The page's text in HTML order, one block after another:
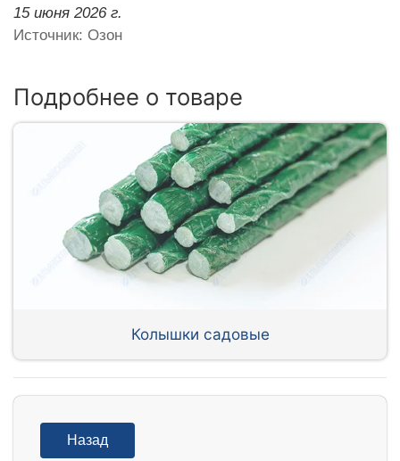
15 июня 2026 г.
Источник: Озон
Подробнее о товаре
Колышки садовые
Назад